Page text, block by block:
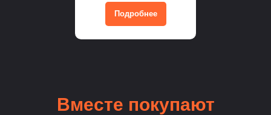
Подробнее
Вместе покупают